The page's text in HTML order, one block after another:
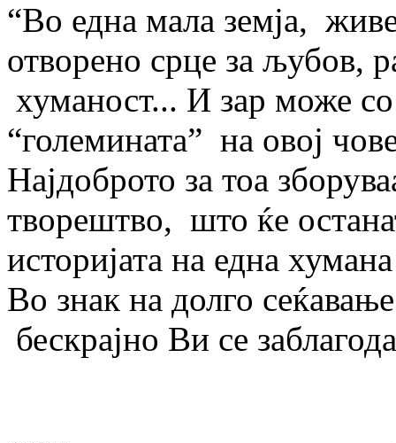
“Во една мала земја,
отворено срце за љубов,
хуманост... И зар може
“големината” на овој
Најдоброто за тоа
творештво, што ќе
историјата на една
Во знак на долго
бескрајно Ви се